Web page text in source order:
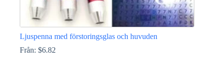
Ljuspenna med förstoringsglas och huvuden
Från: $6.82